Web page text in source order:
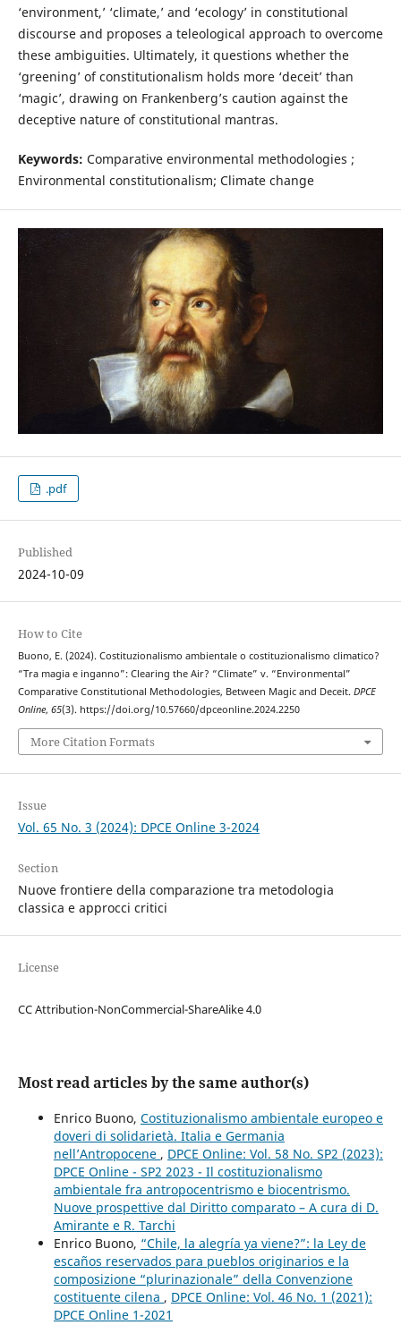
‘environment,’ ‘climate,’ and ‘ecology’ in constitutional
discourse and proposes a teleological approach to overcome
these ambiguities. Ultimately, it questions whether the
‘greening’ of constitutionalism holds more ‘deceit’ than
‘magic’, drawing on Frankenberg’s caution against the
deceptive nature of constitutional mantras.
Keywords: Comparative environmental methodologies ;
Environmental constitutionalism; Climate change
.pdf
Published
2024-10-09
How to Cite
Buono, E. (2024). Costituzionalismo ambientale o costituzionalismo climatico?
“Tra magia e inganno”: Clearing the Air? “Climate” v. “Environmental”
Comparative Constitutional Methodologies, Between Magic and Deceit. DPCE
Online, 65(3). https://doi.org/10.57660/dpceonline.2024.2250
More Citation Formats
Issue
Vol. 65 No. 3 (2024): DPCE Online 3-2024
Section
Nuove frontiere della comparazione tra metodologia
classica e approcci critici
License
CC Attribution-NonCommercial-ShareAlike 4.0
Most read articles by the same author(s)
Enrico Buono, Costituzionalismo ambientale europeo e
doveri di solidarietà. Italia e Germania
nell’Antropocene , DPCE Online: Vol. 58 No. SP2 (2023):
DPCE Online - SP2 2023 - Il costituzionalismo
ambientale fra antropocentrismo e biocentrismo.
Nuove prospettive dal Diritto comparato – A cura di D.
Amirante e R. Tarchi
Enrico Buono, “Chile, la alegría ya viene?”: la Ley de
escaños reservados para pueblos originarios e la
composizione “plurinazionale” della Convenzione
costituente cilena , DPCE Online: Vol. 46 No. 1 (2021):
DPCE Online 1-2021